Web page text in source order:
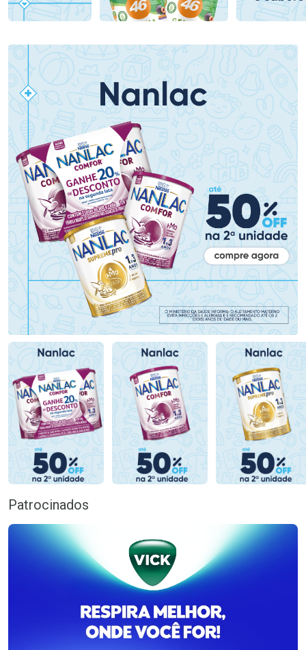
Patrocinados